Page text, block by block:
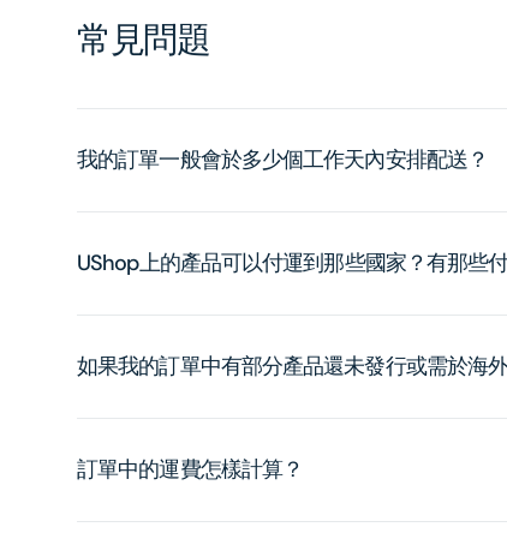
常見問題
我的訂單一般會於多少個工作天內安排配送？
UShop上的產品可以付運到那些國家？有那些
如果我的訂單中有部分產品還未發行或需於海
訂單中的運費怎樣計算？